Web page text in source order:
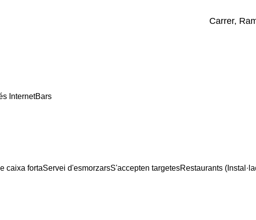
Carrer,
InternetBars
caixa fortaServei d'esmorzarsS'accepten targetesRestaurants